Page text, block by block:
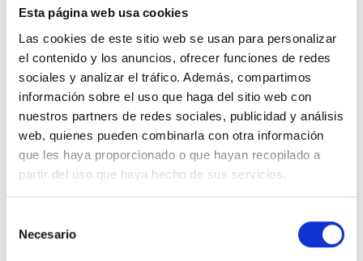
Esta página web usa cookies
Las cookies de este sitio web se usan para personalizar
el contenido y los anuncios, ofrecer funciones de redes
sociales y analizar el tráfico. Además, compartimos
información sobre el uso que haga del sitio web con
nuestros partners de redes sociales, publicidad y análisis
web, quienes pueden combinarla con otra información
que les haya proporcionado o que hayan recopilado a
partir del uso que haya hecho de sus servicios.
Necesario
Los cambios en el contrato de empleados para
autónomos afectarán principalmente a la forma de
contratar y gestionar la plantilla de empleados del
autónomo. Además, los autónomos deberán estar al
día de las nuevas obligaciones legales y cumplir conlas
mismas. Aunque estas medidas suponen un mayor
coste para los autónomos, también les aportan mayor
seguridad y protección para sus trabajadores.
Conclusión